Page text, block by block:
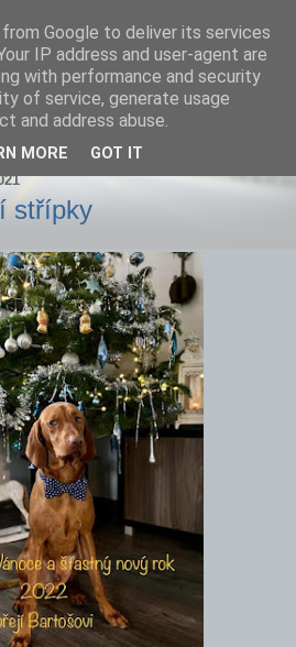
střípky
Google to deliver its services
IP address and user-agent are
with performance and security
of service, generate usage
and address abuse.
MORE GOT IT